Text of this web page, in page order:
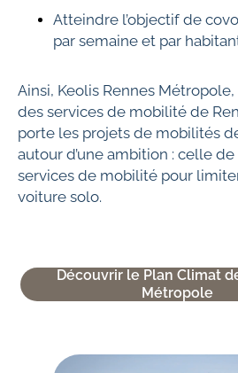
Atteindre l’objectif de
par semaine et par
Ainsi, Keolis Rennes
des services de mobilité de
porte les projets de mobilités
autour d’une ambition : celle
services de mobilité pour
voiture solo.
Découvrir le Plan Climat
Métropole